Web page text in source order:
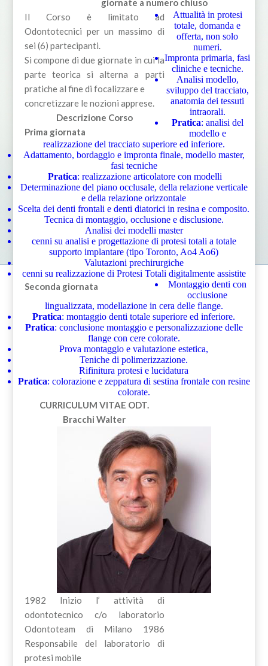
giornate a numero chiuso
Il Corso è limitato ad
Odontotecnici per un massimo di
sei (6) partecipanti.
Si compone di due giornate in cui la
parte teorica si alterna a parti
pratiche al fine di focalizzare e
concretizzare le nozioni apprese.
Descrizione Corso
Prima giornata
Attualità in protesi
totale, domanda e
offerta, non solo
numeri.
Impronta primaria, fasi
cliniche e tecniche.
Analisi modello,
sviluppo del tracciato,
anatomia dei tessuti
intraorali.
Pratica: analisi del
modello e
realizzazione del tracciato superiore ed inferiore.
Adattamento, bordaggio e impronta finale, modello master,
fasi tecniche
Pratica: realizzazione articolatore con modelli
Determinazione del piano occlusale, della relazione verticale
e della relazione orizzontale
Scelta dei denti frontali e denti diatorici in resina e composito.
Tecnica di montaggio, occlusione e disclusione.
Analisi dei modelli master
cenni su analisi e progettazione di protesi totali a totale
supporto implantare (tipo Toronto, Ao4 Ao6)
Valutazioni prechirurgiche
cenni su realizzazione di Protesi Totali digitalmente assistite
Seconda giornata
Montaggio denti con
occlusione
lingualizzata, modellazione in cera delle flange.
Pratica: montaggio denti totale superiore ed inferiore.
Pratica: conclusione montaggio e personalizzazione delle
flange con cere colorate.
Prova montaggio e valutazione estetica,
Teniche di polimerizzazione.
Rifinitura protesi e lucidatura
Pratica: colorazione e zeppatura di sestina frontale con resine
colorate.
CURRICULUM VITAE ODT.
Bracchi Walter
1982 Inizio l’ attività di
odontotecnico c/o laboratorio
Odontoteam di Milano 1986
Responsabile del laboratorio di
protesi mobile